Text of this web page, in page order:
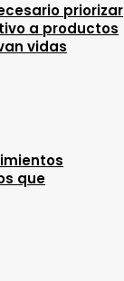
priorizar
a productos
vidas
que